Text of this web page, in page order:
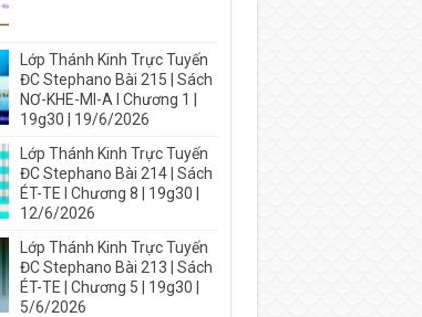
Lớp Thánh Kinh Trực Tuyến
ĐC Stephano Bài 215 | Sách
NƠ-KHE-MI-A I Chương 1 |
19g30 | 19/6/2026
Lớp Thánh Kinh Trực Tuyến
ĐC Stephano Bài 214 | Sách
ÉT-TE I Chương 8 | 19g30 |
12/6/2026
Lớp Thánh Kinh Trực Tuyến
ĐC Stephano Bài 213 | Sách
ÉT-TE | Chương 5 | 19g30 |
5/6/2026